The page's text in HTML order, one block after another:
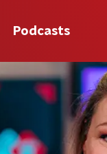
Podcasts